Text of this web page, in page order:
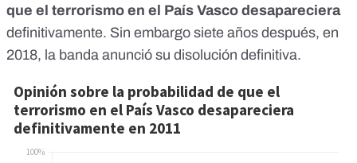
que el terrorismo en el País Vasco desapareciera
definitivamente. Sin embargo siete años después, en
2018, la banda anunció su disolución definitiva.